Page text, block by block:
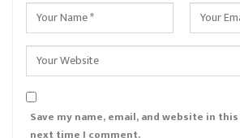
Save my name, email, and website in